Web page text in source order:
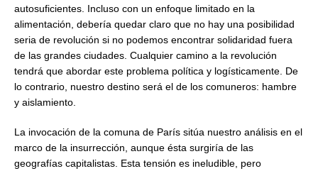
autosuficientes. Incluso con un enfoque limitado en la
alimentación, debería quedar claro que no hay una posibilidad
seria de revolución si no podemos encontrar solidaridad fuera
de las grandes ciudades. Cualquier camino a la revolución
tendrá que abordar este problema política y logísticamente. De
lo contrario, nuestro destino será el de los comuneros: hambre
y aislamiento.
La invocación de la comuna de París sitúa nuestro análisis en el
marco de la insurrección, aunque ésta surgiría de las
geografías capitalistas. Esta tensión es ineludible, pero